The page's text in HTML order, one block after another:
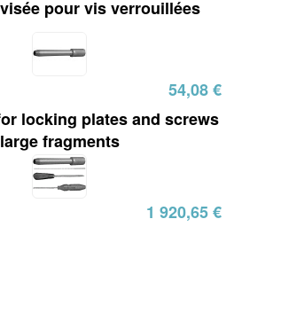
pour vis verrouillées
54,08 €
locking plates and screws
large fragments
1 920,65 €